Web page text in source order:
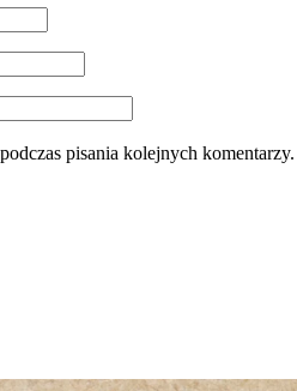
pisania kolejnych komentarzy.